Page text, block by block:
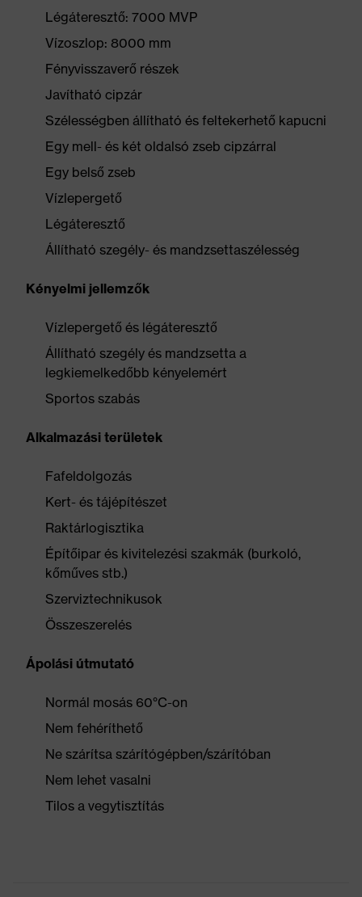
Légáteresztő: 7000 MVP
Vízoszlop: 8000 mm
Fényvisszaverő részek
Javítható cipzár
Szélességben állítható és feltekerhető kapucni
Egy mell- és két oldalsó zseb cipzárral
Egy belső zseb
Vízlepergető
Légáteresztő
Állítható szegély- és mandzsettaszélesség
Kényelmi jellemzők
Vízlepergető és légáteresztő
Állítható szegély és mandzsetta a
legkiemelkedőbb kényelemért
Sportos szabás
Alkalmazási területek
Fafeldolgozás
Kert- és tájépítészet
Raktárlogisztika
Építőipar és kivitelezési szakmák (burkoló,
kőműves stb.)
Szerviztechnikusok
Összeszerelés
Ápolási útmutató
Normál mosás 60°C-on
Nem fehéríthető
Ne szárítsa szárítógépben/szárítóban
Nem lehet vasalni
Tilos a vegytisztítás